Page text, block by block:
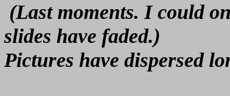
(Last moments. I could
slides have faded.)
Pictures have dispersed